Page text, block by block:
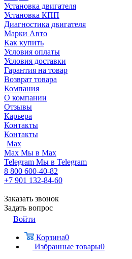
Установка двигателя
Установка КПП
Диагностика двигателя
Марки Авто
Как купить
Условия оплаты
Условия доставки
Гарантия на товар
Возврат товара
Компания
О компании
Отзывы
Карьера
Контакты
Контакты
Max
Max Мы в Max
Telegram Мы в Telegram
8 800 600-40-82
+7 901 132-84-60
Заказать звонок
Задать вопрос
Войти
Корзина0
Избранные товары0